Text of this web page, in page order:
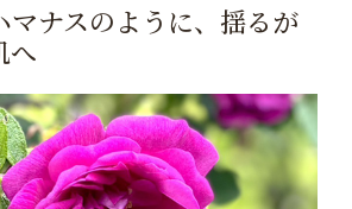
マナスのように、揺るが
へ